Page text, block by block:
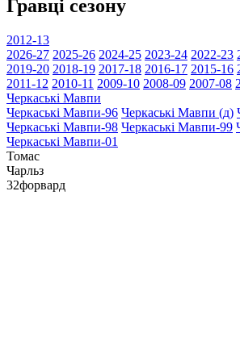
Гравці сезону
2012-13
2026-27 2025-26 2024-25 2023-24 2022-23
2019-20 2018-19 2017-18 2016-17 2015-16
2011-12 2010-11 2009-10 2008-09 2007-08
Черкаські Мавпи
Черкаські Мавпи-96 Черкаські Мавпи (д)
Черкаські Мавпи-98 Черкаські Мавпи-99
Черкаські Мавпи-01
Томас
Чарльз
32форвард